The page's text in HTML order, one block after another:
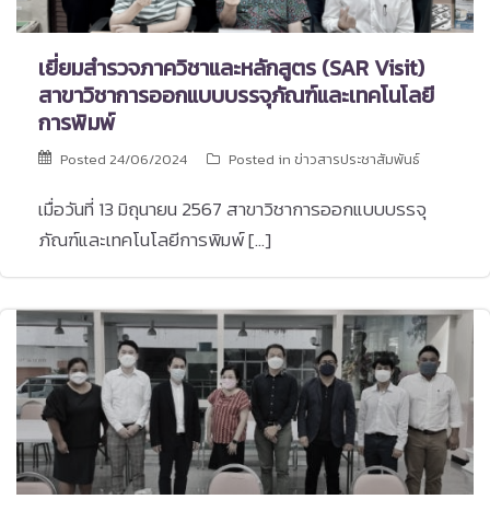
เยี่ยมสำรวจภาควิชาและหลักสูตร (SAR Visit)
สาขาวิชาการออกแบบบรรจุภัณฑ์และเทคโนโลยี
การพิมพ์
Posted 24/06/2024 Posted in ข่าวสารประชาสัมพันธ์
เมื่อวันที่ 13 มิถุนายน 2567 สาขาวิชาการออกแบบบรรจุ
ภัณฑ์และเทคโนโลยีการพิมพ์ […]